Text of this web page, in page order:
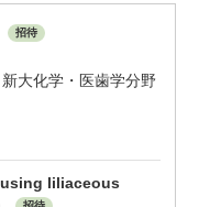
招待
⼤化学・医⻭学分野
liliaceous